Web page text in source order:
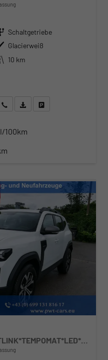
Getriebe Schaltgetriebe
Außenfarbe Glacierweiß
Kilometerstand
10 km
Wir rufen Sie anAngebot drucken (PDF)
100km